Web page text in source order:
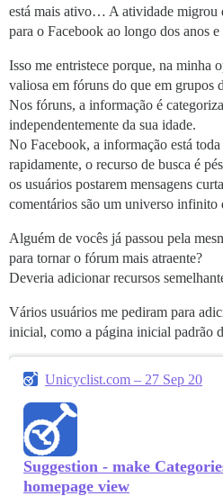
está mais ativo… A atividade
para o Facebook ao longo dos anos e
Isso me entristece porque, na minha
valiosa em fóruns do que em grupos
Nos fóruns, a informação é
independentemente da sua idade.
No Facebook, a informação está toda
rapidamente, o recurso de busca é
os usuários postarem mensagens
comentários são um universo infinito
Alguém de vocês já passou pela
para tornar o fórum mais atraente?
Deveria adicionar recursos
Vários usuários me pediram para
inicial, como a página inicial padrão
Unicyclist.com – 27 Sep 20
Suggestion - make
homepage view